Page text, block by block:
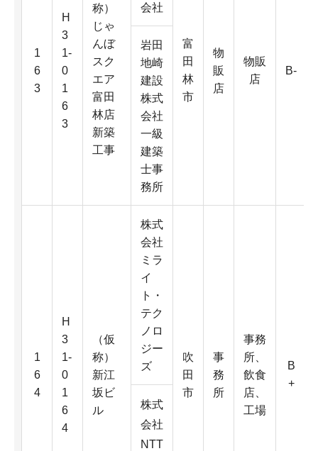
1
6
3
H
3
1-
0
1
6
3
称）
じゃ
んぼ
スク
エア
富田
林店
新築
工事
会社
富
田
林
市
物
販
店
物販
店
B-
岩田
地崎
建設
株式
会社
一級
建築
士事
務所
1
6
4
H
3
1-
0
1
6
4
（仮
称）
新江
坂ビ
ル
株式
会社
ミラ
イ
ト・
テク
ノロ
ジー
ズ
吹
田
市
事
務
所
事務
所、
飲食
店、
工場
B
+
株式
会社
NTT